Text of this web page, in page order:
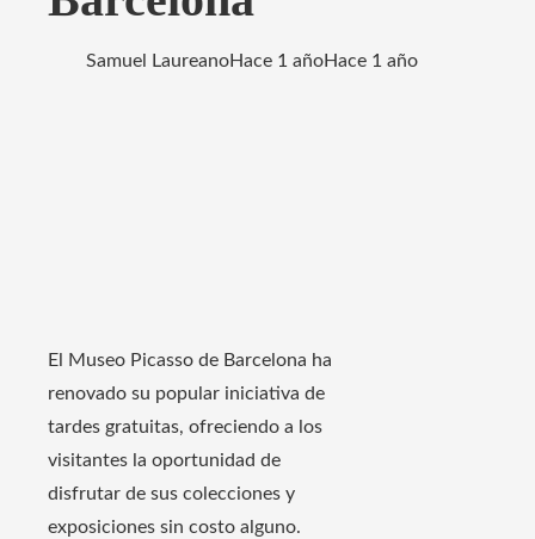
Samuel LaureanoHace 1 añoHace 1 año
El Museo Picasso de Barcelona ha
renovado su popular iniciativa de
tardes gratuitas, ofreciendo a los
visitantes la oportunidad de
disfrutar de sus colecciones y
exposiciones sin costo alguno.